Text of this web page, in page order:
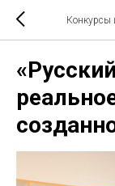
Конкурсы